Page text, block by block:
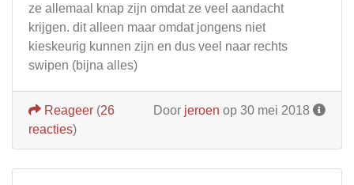
ze allemaal knap zijn omdat ze veel aandacht
krijgen. dit alleen maar omdat jongens niet
kieskeurig kunnen zijn en dus veel naar rechts
swipen (bijna alles)
Door jeroen op 30 mei 2018
Reageer (26
reacties)